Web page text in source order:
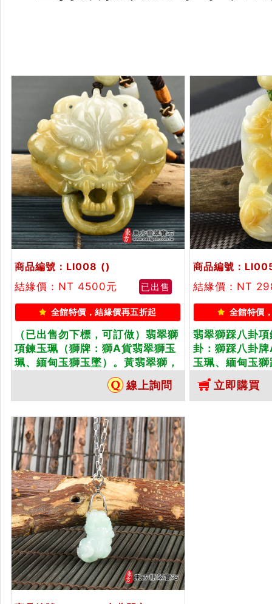
商品編號：LI008 ()
結緣價：NT 4500元
已出售
全館特價，結緣價再五折起
（已出售勿下標，可訂做）翡翠獅
項鍊玉珮（獅牌：獅A貨翡翠獅玉
珮、緬甸玉獅玉墜）。黃翡翠獅，
LI008。客製化訂做各種翡翠獅吊
墜玉珮項鍊。★附A貨翡翠雙證書
線上詢問
商品編號：
結緣價：NT
全館特價
翡翠獅踩八卦
卦：獅踩八卦
玉珮、緬甸玉
翡翠獅踩八卦
做各種翡翠獅
鍊。★附A貨翡
立即購買